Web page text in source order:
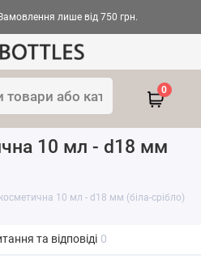
лише від 750 грн.
0
10 мл - d18 мм
10 мл - d18 мм (біла-срібло)
та відповіді 0